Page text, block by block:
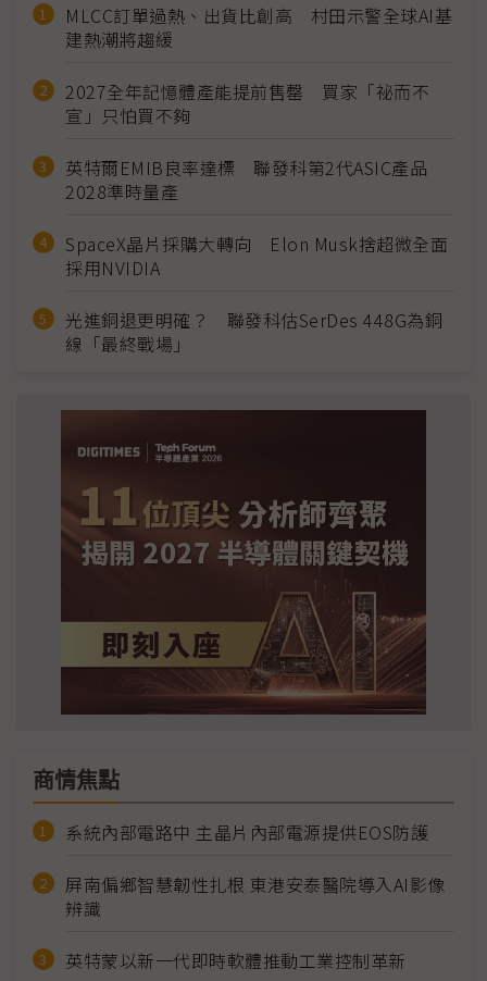
MLCC訂單過熱、出貨比創高 村田示警全球AI基
建熱潮將趨緩
2027全年記憶體產能提前售罄 買家「祕而不
宣」只怕買不夠
英特爾EMIB良率達標 聯發科第2代ASIC產品
2028準時量產
SpaceX晶片採購大轉向 Elon Musk捨超微全面
採用NVIDIA
光進銅退更明確？ 聯發科估SerDes 448G為銅
線「最終戰場」
商情焦點
系統內部電路中 主晶片內部電源提供EOS防護
屏南偏鄉智慧韌性扎根 東港安泰醫院導入AI影像
辨識
英特蒙以新一代即時軟體推動工業控制革新